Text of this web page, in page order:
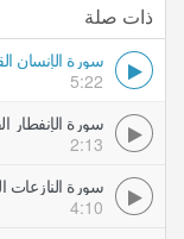
ذات صلة
سورة الإنسان
5:22
سورة الإنفطار
2:13
سورة النازعات
4:10